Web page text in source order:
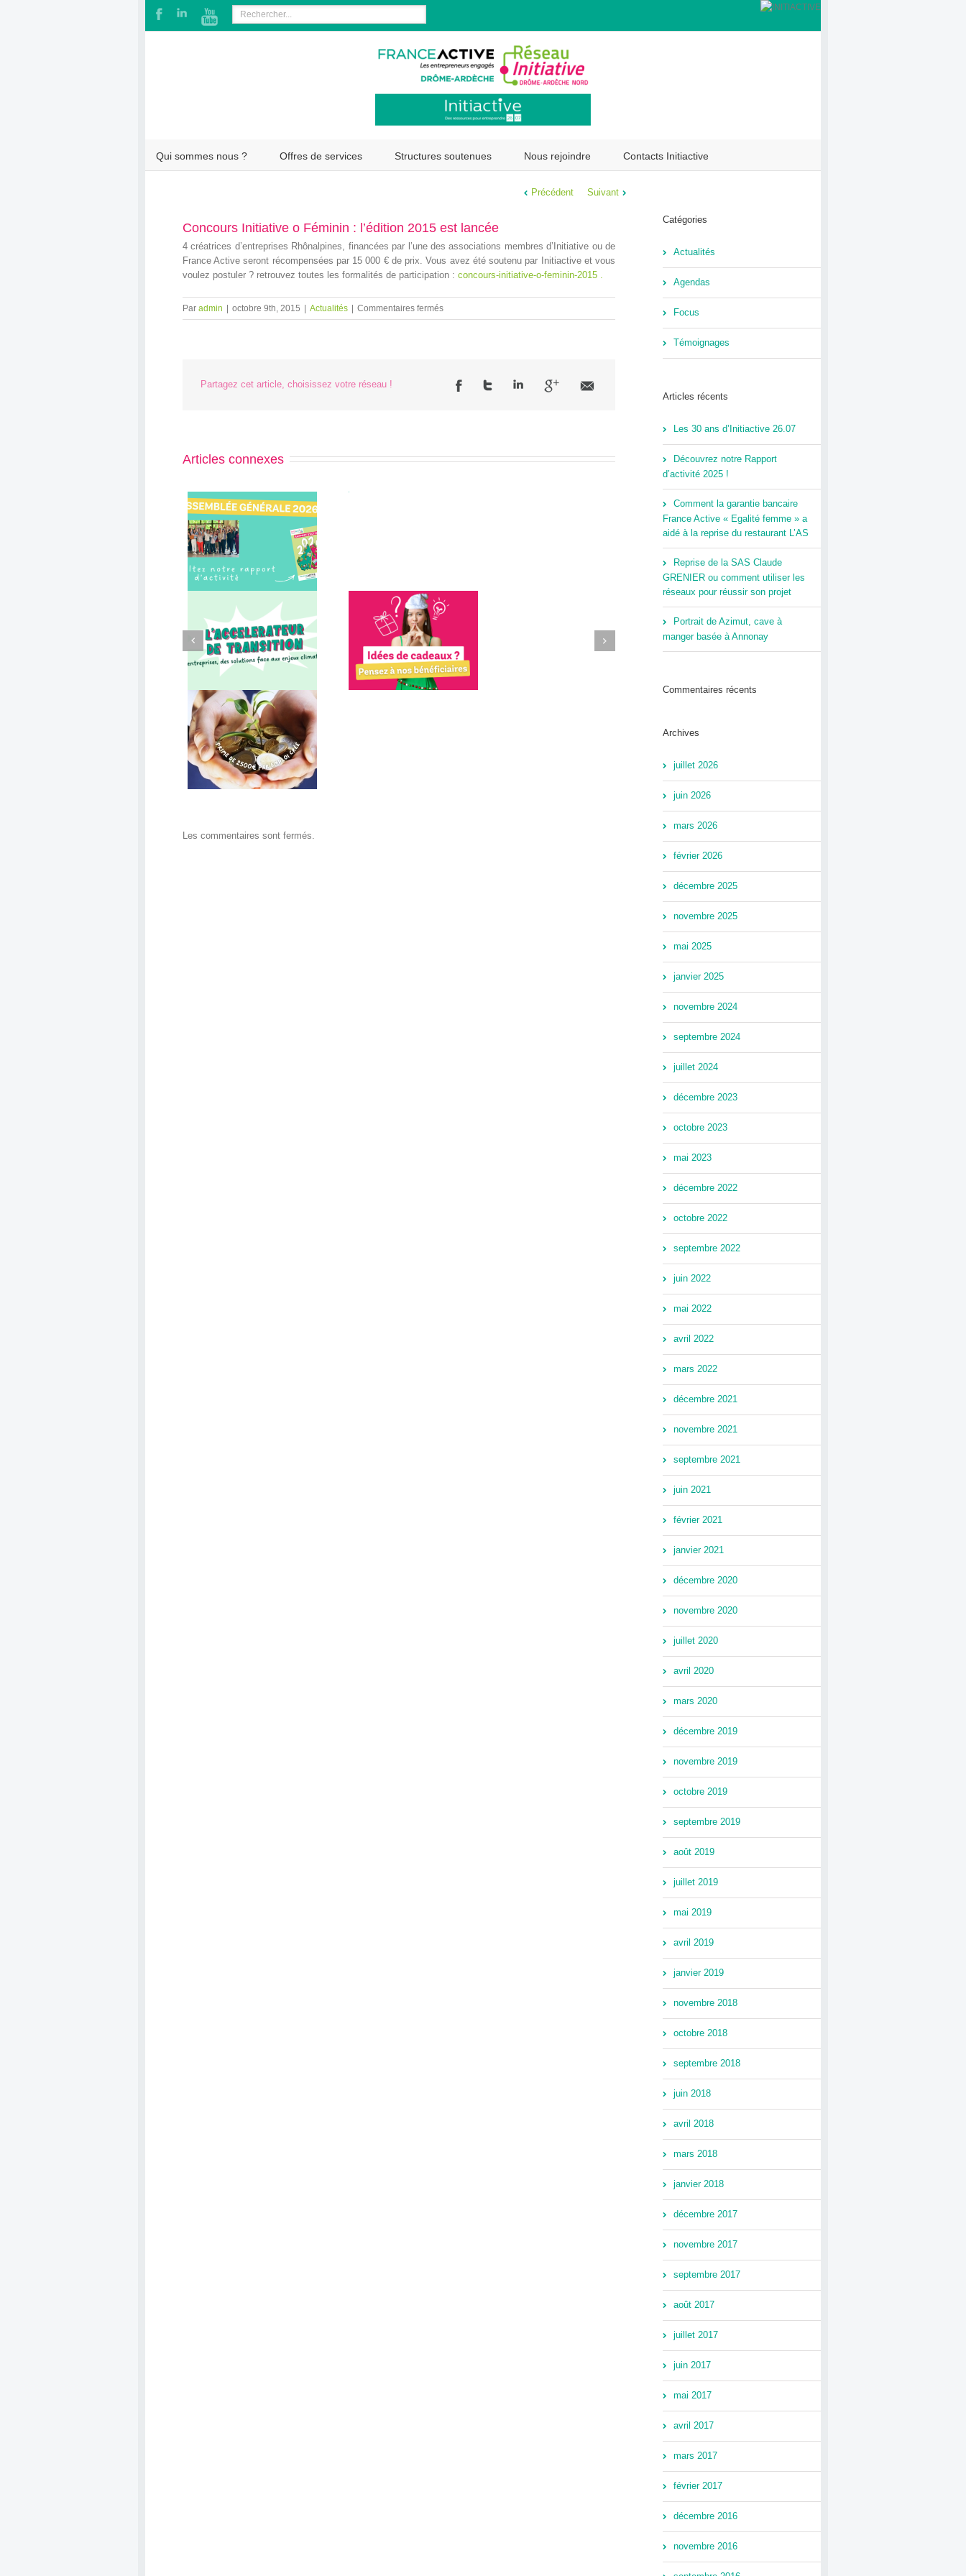
Qui sommes nous ? Offres de services Structures soutenues Nous rejoindre Contacts Initiactive
Précédent Suivant
Concours Initiative o Féminin : l’édition 2015 est lancée
4 créatrices d’entreprises Rhônalpines, financées par l’une des associations membres d’Initiative ou de
France Active seront récompensées par 15 000 € de prix. Vous avez été soutenu par Initiactive et vous
voulez postuler ? retrouvez toutes les formalités de participation : concours-initiative-o-feminin-2015 .
Par admin octobre 9th, 2015 Actualités Commentaires fermés
Partagez cet article, choisissez votre réseau !
Articles connexes
Décembre Engagé 2025
Pour les fêtes pensez à nos
bénéficiaires !
Previous
Next
Les commentaires sont fermés.
Catégories
Actualités
Agendas
Focus
Témoignages
Articles récents
Les 30 ans d’Initiactive 26.07
Découvrez notre Rapport
d’activité 2025 !
Comment la garantie bancaire
France Active « Egalité femme » a
aidé à la reprise du restaurant L’AS
Reprise de la SAS Claude
GRENIER ou comment utiliser les
réseaux pour réussir son projet
Portrait de Azimut, cave à
manger basée à Annonay
Commentaires récents
Archives
juillet 2026
juin 2026
mars 2026
février 2026
décembre 2025
novembre 2025
mai 2025
janvier 2025
novembre 2024
septembre 2024
juillet 2024
décembre 2023
octobre 2023
mai 2023
décembre 2022
octobre 2022
septembre 2022
juin 2022
mai 2022
avril 2022
mars 2022
décembre 2021
novembre 2021
septembre 2021
juin 2021
février 2021
janvier 2021
décembre 2020
novembre 2020
juillet 2020
avril 2020
mars 2020
décembre 2019
novembre 2019
octobre 2019
septembre 2019
août 2019
juillet 2019
mai 2019
avril 2019
janvier 2019
novembre 2018
octobre 2018
septembre 2018
juin 2018
avril 2018
mars 2018
janvier 2018
décembre 2017
novembre 2017
septembre 2017
août 2017
juillet 2017
juin 2017
mai 2017
avril 2017
mars 2017
février 2017
décembre 2016
novembre 2016